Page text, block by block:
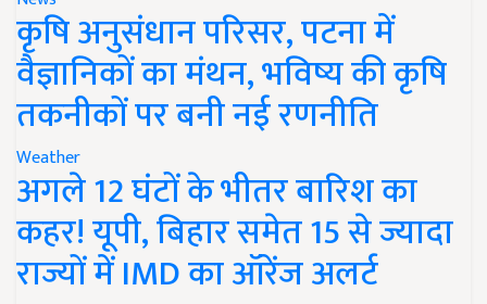
कृषि अनुसंधान परिसर, पटना में
वैज्ञानिकों का मंथन, भविष्य की कृषि
तकनीकों पर बनी नई रणनीति
Weather
अगले 12 घंटों के भीतर बारिश का
कहर! यूपी, बिहार समेत 15 से ज्यादा
राज्यों में IMD का ऑरेंज अलर्ट